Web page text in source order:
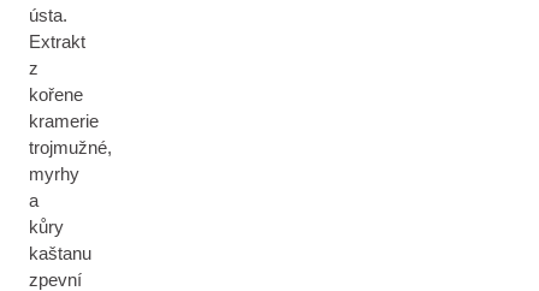
ústa.
Extrakt
z
kořene
kramerie
trojmužné,
myrhy
a
kůry
kaštanu
zpevní